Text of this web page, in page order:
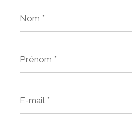
*
*
mail